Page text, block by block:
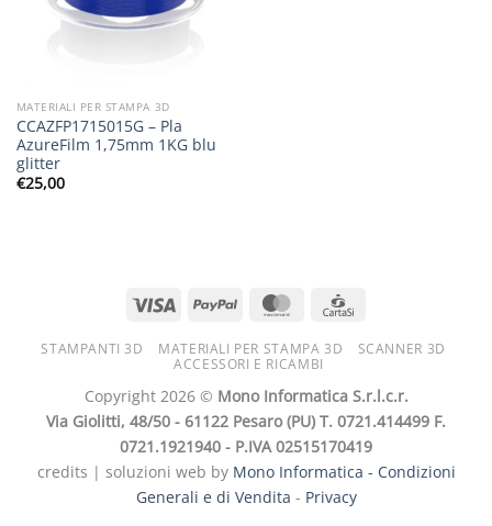
MATERIALI PER STAMPA 3D
CCAZFP1715015G – Pla
AzureFilm 1,75mm 1KG blu
glitter
€25,00
STAMPANTI 3D MATERIALI PER STAMPA 3D
SCANNER 3D
ACCESSORI E RICAMBI
Copyright 2026 © Mono Informatica S.r.l.c.r.
Via Giolitti, 48/50 - 61122 Pesaro (PU) T. 0721.414499 F.
0721.1921940 - P.IVA 02515170419
credits | soluzioni web by Mono Informatica - Condizioni
Generali e di Vendita - Privacy